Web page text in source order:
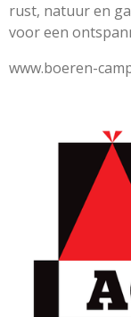
rust, natuur en
voor een
www.boeren-